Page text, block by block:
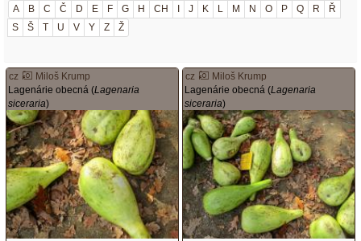
A B C Č D E F G H CH J K L M N O P Q R
Ř
S
Š T U V Y Z Ž
cz
Miloš Krump
Lagenárie obecná (Lagenaria
siceraria)
cz
Miloš Krump
Lagenárie obecná (Lagenaria
siceraria)